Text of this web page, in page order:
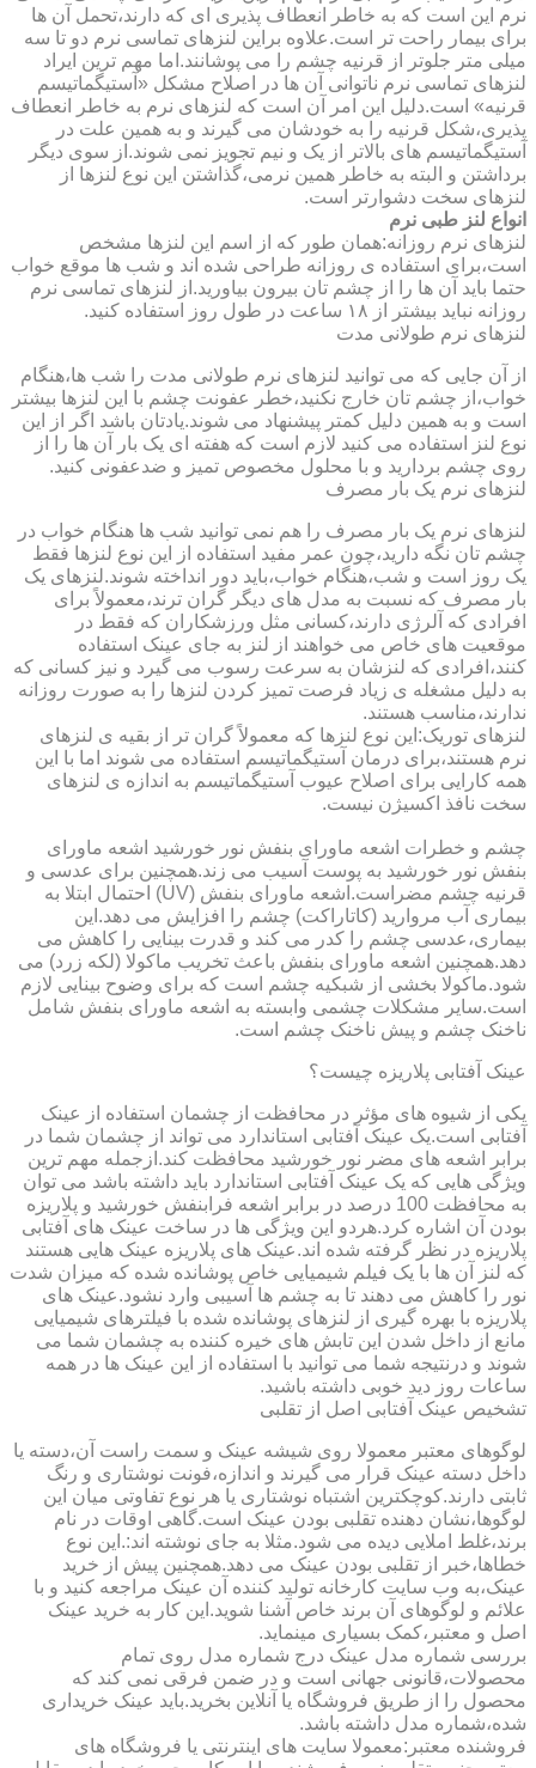
نرم این است که به خاطر انعطاف پذیری ای که دارند،تحمل آن ها
برای بیمار راحت تر است.علاوه براین لنزهای تماسی نرم دو تا سه
میلی متر جلوتر از قرنیه چشم را می پوشانند.اما مهم ترین ایراد
لنزهای تماسی نرم ناتوانی آن ها در اصلاح مشکل «آستیگماتیسم
قرنیه» است.دلیل این امر آن است که لنزهای نرم به خاطر انعطاف
پذیری،شکل قرنیه را به خودشان می گیرند و به همین علت در
آستیگماتیسم های بالاتر از یک و نیم تجویز نمی شوند.از سوی دیگر
برداشتن و البته به خاطر همین نرمی،گذاشتن این نوع لنزها از
لنزهای سخت دشوارتر است.
انواع لنز طبی نرم
لنزهای نرم روزانه:همان طور که از اسم این لنزها مشخص
است،برای استفاده ی روزانه طراحی شده اند و شب ها موقع خواب
حتما باید آن ها را از چشم تان بیرون بیاورید.از لنزهای تماسی نرم
روزانه نباید بیشتر از ۱۸ ساعت در طول روز استفاده کنید.
لنزهای نرم طولانی مدت
از آن جایی که می توانید لنزهای نرم طولانی مدت را شب ها،هنگام
خواب،از چشم تان خارج نکنید،خطر عفونت چشم با این لنزها بیشتر
است و به همین دلیل کمتر پیشنهاد می شوند.یادتان باشد اگر از این
نوع لنز استفاده می کنید لازم است که هفته ای یک بار آن ها را از
روی چشم بردارید و با محلول مخصوص تمیز و ضدعفونی کنید.
لنزهای نرم یک بار مصرف
لنزهای نرم یک بار مصرف را هم نمی توانید شب ها هنگام خواب در
چشم تان نگه دارید،چون عمر مفید استفاده از این نوع لنزها فقط
یک روز است و شب،هنگام خواب،باید دور انداخته شوند.لنزهای یک
بار مصرف که نسبت به مدل های دیگر گران ترند،معمولاً برای
افرادی که آلرژی دارند،کسانی مثل ورزشکاران که فقط در
موقعیت های خاص می خواهند از لنز به جای عینک استفاده
کنند،افرادی که لنزشان به سرعت رسوب می گیرد و نیز کسانی که
به دلیل مشغله ی زیاد فرصت تمیز کردن لنزها را به صورت روزانه
ندارند،مناسب هستند.
لنزهای توریک:این نوع لنزها که معمولاً گران تر از بقیه ی لنزهای
نرم هستند،برای درمان آستیگماتیسم استفاده می شوند اما با این
همه کارایی برای اصلاح عیوب آستیگماتیسم به اندازه ی لنزهای
سخت نافذ اکسیژن نیست.
چشم و خطرات اشعه ماورای بنفش نور خورشید اشعه ماورای
بنفش نور خورشید به پوست آسیب می زند.همچنین برای عدسی و
قرنیه چشم مضراست.اشعه ماورای بنفش (UV) احتمال ابتلا به
بیماری آب مروارید (کاتاراکت) چشم را افزایش می دهد.این
بیماری،عدسی چشم را کدر می کند و قدرت بینایی را کاهش می
دهد.همچنین اشعه ماورای بنفش باعث تخریب ماکولا (لکه زرد) می
شود.ماکولا بخشی از شبکیه چشم است که برای وضوح بینایی لازم
است.سایر مشکلات چشمی وابسته به اشعه ماورای بنفش شامل
ناخنک چشم و پیش ناخنک چشم است.
عینک آفتابی پلاریزه چیست؟
یکی از شیوه های مؤثر در محافظت از چشمان استفاده از عینک
آفتابی است.یک عینک آفتابی استاندارد می تواند از چشمان شما در
برابر اشعه های مضر نور خورشید محافظت کند.ازجمله مهم ترین
ویژگی هایی که یک عینک آفتابی استاندارد باید داشته باشد می توان
به محافظت 100 درصد در برابر اشعه فرابنفش خورشید و پلاریزه
بودن آن اشاره کرد.هردو این ویژگی ها در ساخت عینک های آفتابی
پلاریزه در نظر گرفته شده اند.عینک های پلاریزه عینک هایی هستند
که لنز آن ها با یک فیلم شیمیایی خاص پوشانده شده که میزان شدت
نور را کاهش می دهند تا به چشم ها آسیبی وارد نشود.عینک های
پلاریزه با بهره گیری از لنزهای پوشانده شده با فیلترهای شیمیایی
مانع از داخل شدن این تابش های خیره کننده به چشمان شما می
شوند و درنتیجه شما می توانید با استفاده از این عینک ها در همه
ساعات روز دید خوبی داشته باشید.
تشخیص عینک آفتابی اصل از تقلبی
لوگوهای معتبر معمولا روی شیشه عینک و سمت راست آن،دسته یا
داخل دسته عینک قرار می گیرند و اندازه،فونت نوشتاری و رنگ
ثابتی دارند.کوچکترین اشتباه نوشتاری یا هر نوع تفاوتی میان این
لوگوها،نشان دهنده تقلبی بودن عینک است.گاهی اوقات در نام
برند،غلط املایی دیده می شود.مثلا به جای نوشته اند:.این نوع
خطاها،خبر از تقلبی بودن عینک می دهد.همچنین پیش از خرید
عینک،به وب سایت کارخانه تولید کننده آن عینک مراجعه کنید و با
علائم و لوگوهای آن برند خاص آشنا شوید.این کار به خرید عینک
اصل و معتبر،کمک بسیاری مینماید.
بررسی شماره مدل عینک درج شماره مدل روی تمام
محصولات،قانونی جهانی است و در ضمن فرقی نمی کند که
محصول را از طریق فروشگاه یا آنلاین بخرید.باید عینک خریداری
شده،شماره مدل داشته باشد.
فروشنده معتبر:معمولا سایت های اینترنتی یا فروشگاه های